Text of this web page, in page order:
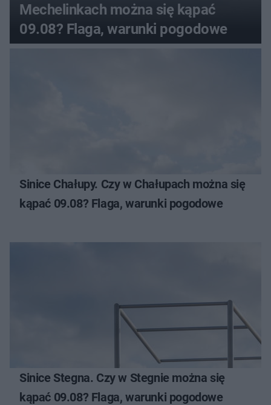
Mechelinkach można się kąpać
09.08? Flaga, warunki pogodowe
Sinice Chałupy. Czy w Chałupach można się
kąpać 09.08? Flaga, warunki pogodowe
Sinice Stegna. Czy w Stegnie można się
kąpać 09.08? Flaga, warunki pogodowe